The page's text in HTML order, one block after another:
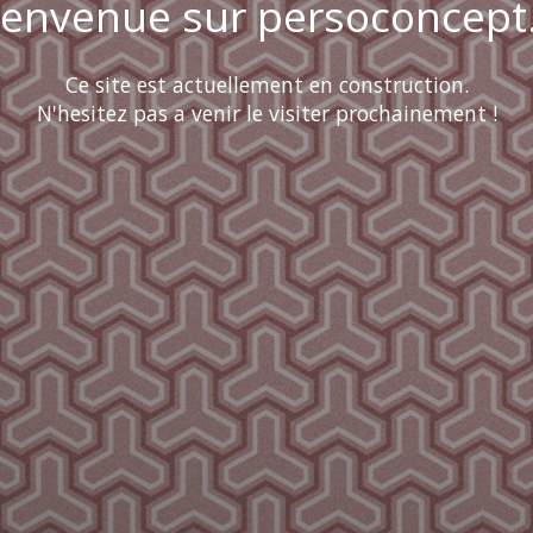
sur
Ce site est actuellement en construction.
N'hesitez pas a venir le visiter prochainement !